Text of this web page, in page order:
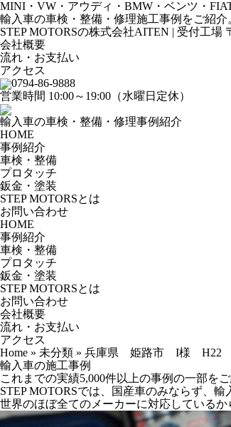
MINI・VW・アウディ・BMW・ベンツ・FIAT
輸入車の車検・整備・修理施工事例をご紹介
STEP MOTORSの株式会社AITEN | 受付工場
会社概要
流れ・お支払い
アクセス
0794-86-9888
営業時間 10:00～19:00（水曜日定休）
輸入車の車検・整備・修理事例紹介
HOME
事例紹介
車検・整備
プロタッチ
鈑金・塗装
STEP MOTORSとは
お問い合わせ
HOME
事例紹介
車検・整備
プロタッチ
鈑金・塗装
STEP MOTORSとは
お問い合わせ
会社概要
流れ・お支払い
アクセス
Home » 未分類 » 兵庫県 姫路市 I様 H22
輸入車の施工事例
これまでの実績5,000件以上の事例の一部をご
STEP MOTORSでは、国産車のみならず、
世界のほぼ全てのメーカーに対応している